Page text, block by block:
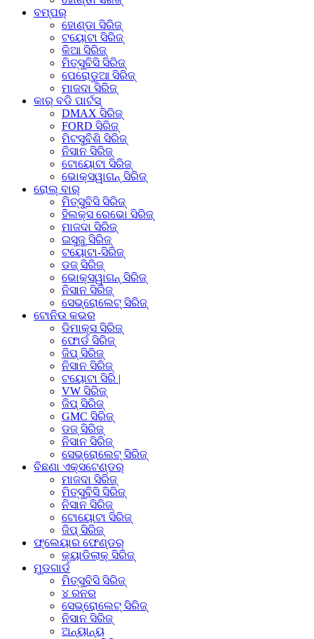
ବମ୍ପର୍
ହୋଣ୍ଡା ସିରିଜ୍
ଟୟୋଟା ସିରିଜ୍
କିଆ ସିରିଜ୍
ମିତ୍ସୁବିସି ସିରିଜ୍
ପେରୋଡୁଆ ସିରିଜ୍
ମାଜଦା ସିରିଜ୍
କାର୍ ବଡି ପାର୍ଟସ୍
DMAX ସିରିଜ୍
FORD ସିରିଜ୍
ମିଟସୁବିଶି ସିରିଜ୍
ନିସାନ ସିରିଜ୍
ଟୋୟୋଟା ସିରିଜ୍
ଭୋକ୍ସୱାଗନ୍ ସିରିଜ୍
ରୋଲ୍ ବାର୍
ମିତ୍ସୁବିସି ସିରିଜ୍
ହିଲକ୍ସ ରେଭୋ ସିରିଜ୍
ମାଜଦା ସିରିଜ୍
ଇସୁଜୁ ସିରିଜ୍
ଟୟୋଟା-ସିରିଜ୍
ଡଜ୍ ସିରିଜ୍
ଭୋକ୍ସୱାଗନ୍ ସିରିଜ୍
ନିସାନ ସିରିଜ୍
ସେଭ୍ରୋଲେଟ୍ ସିରିଜ୍
ଟୋନିଉ କଭର
ଡିମାକ୍ସ ସିରିଜ୍
ଫୋର୍ଡ ସିରିଜ୍
ଜିପ୍ ସିରିଜ୍
ନିସାନ ସିରିଜ୍
ଟୟୋଟା ସିରି |
VW ସିରିଜ୍
ଜିପ୍ ସିରିଜ୍
GMC ସିରିଜ୍
ଡଜ୍ ସିରିଜ୍
ନିସାନ ସିରିଜ୍
ସେଭ୍ରୋଲେଟ୍ ସିରିଜ୍
ବିଛଣା ଏକ୍ସଟେଣ୍ଡର୍
ମାଜଦା ସିରିଜ୍
ମିତ୍ସୁବିସି ସିରିଜ୍
ନିସାନ ସିରିଜ୍
ଟୋୟୋଟା ସିରିଜ୍
ଜିପ୍ ସିରିଜ୍
ଫ୍ଲେୟାର ଫେଣ୍ଡର୍
କ୍ୟାଡିଲାକ୍ ସିରିଜ୍
ମୁଡଗାର୍ଡ
ମିତ୍ସୁବିସି ସିରିଜ୍
୪ ରନର
ସେଭ୍ରୋଲେଟ୍ ସିରିଜ୍
ନିସାନ ସିରିଜ୍
ଅନ୍ୟାନ୍ୟ